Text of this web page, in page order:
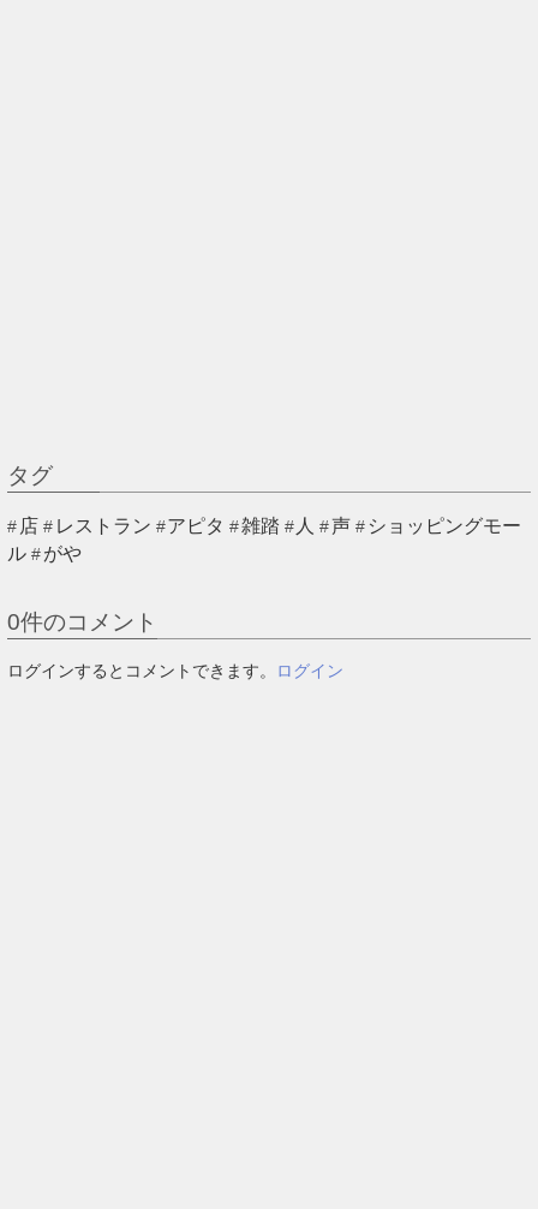
タグ
店 レストラン アピタ 雑踏 人 声
ショッピングモー
ル
がや
0件のコメント
ログインするとコメントできます。 ログイン